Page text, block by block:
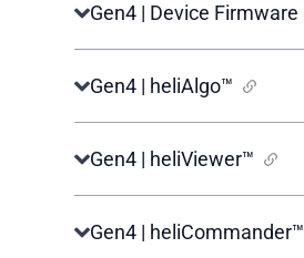
Gen4 | Device Firmware
Gen4 | heliAlgo™
Gen4 | heliViewer™
Gen4 | heliCommander™